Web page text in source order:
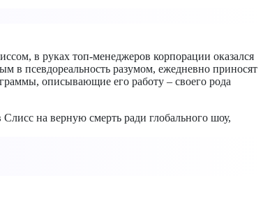
в руках топ-менеджеров корпорации оказался
в псевдореальность разумом, ежедневно приносят
описывающие его работу – своего рода
на верную смерть ради глобального шоу,